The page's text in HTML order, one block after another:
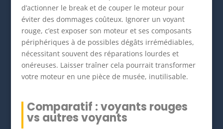
d’actionner le break et de couper le moteur pour
éviter des dommages coûteux. Ignorer un voyant
rouge, c’est exposer son moteur et ses composants
périphériques à de possibles dégâts irrémédiables,
nécessitant souvent des réparations lourdes et
onéreuses. Laisser traîner cela pourrait transformer
votre moteur en une pièce de musée, inutilisable.
Comparatif : voyants rouges
vs autres voyants